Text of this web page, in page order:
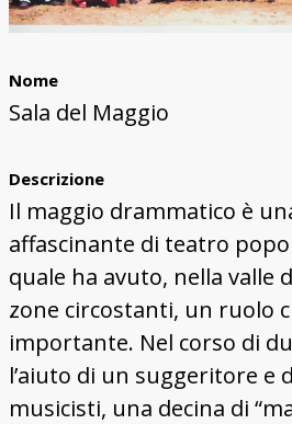
Nome
Sala del Maggio
Descrizione
Il maggio drammatico è
affascinante di teatro
quale ha avuto, nella valle
zone circostanti, un ruolo
importante. Nel corso di
l’aiuto di un suggeritore e
musicisti, una decina di